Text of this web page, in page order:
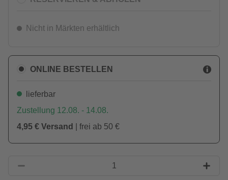
Nicht in Märkten erhältlich
ONLINE BESTELLEN
lieferbar
Zustellung 12.08. - 14.08.
4,95 € Versand
| frei ab 50 €